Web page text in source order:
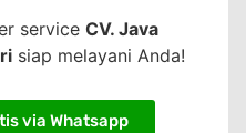
service CV. Java
siap melayani Anda!
via Whatsapp